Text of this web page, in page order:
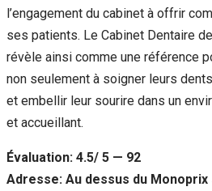
l’engagement du cabinet à offrir
ses patients. Le Cabinet Dentaire
révèle ainsi comme une référence
non seulement à soigner leurs
et embellir leur sourire dans un
et accueillant.
Évaluation: 4.5/ 5 — 92
Adresse: Au dessus du Monoprix